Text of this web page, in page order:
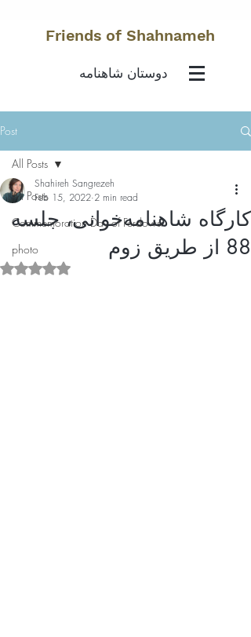
Friends of Shahnameh
دوستان شاهنامه
Post
All Posts
Commemoration Day of Ferdowsi
photo
All Posts
کارگاه شاهنامه‌خوانی، جلسه
88 از طریق ز‌وم
Shahireh Sangrezeh
Feb 15, 2022 2 min read
Rated NaN out of 5 stars.